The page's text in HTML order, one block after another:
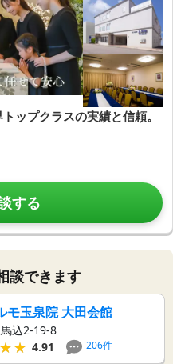
ップクラスの実績と信頼。
する
談できます
モ玉泉院 大田会館
込2-19-8
4.91 206件